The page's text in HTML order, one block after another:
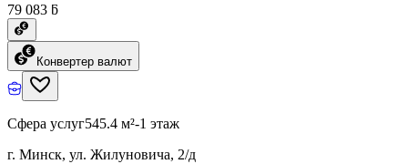
79 083 ƃ
Конвертер валют
Сфера услуг545.4 м²-1 этаж
г. Минск, ул. Жилуновича, 2/д